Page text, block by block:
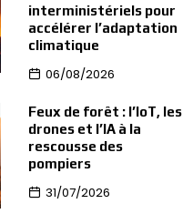
interministériels pour
accélérer l’adaptation
climatique
06/08/2026
Feux de forêt : l’IoT, les
drones et l’IA à la
rescousse des
pompiers
31/07/2026